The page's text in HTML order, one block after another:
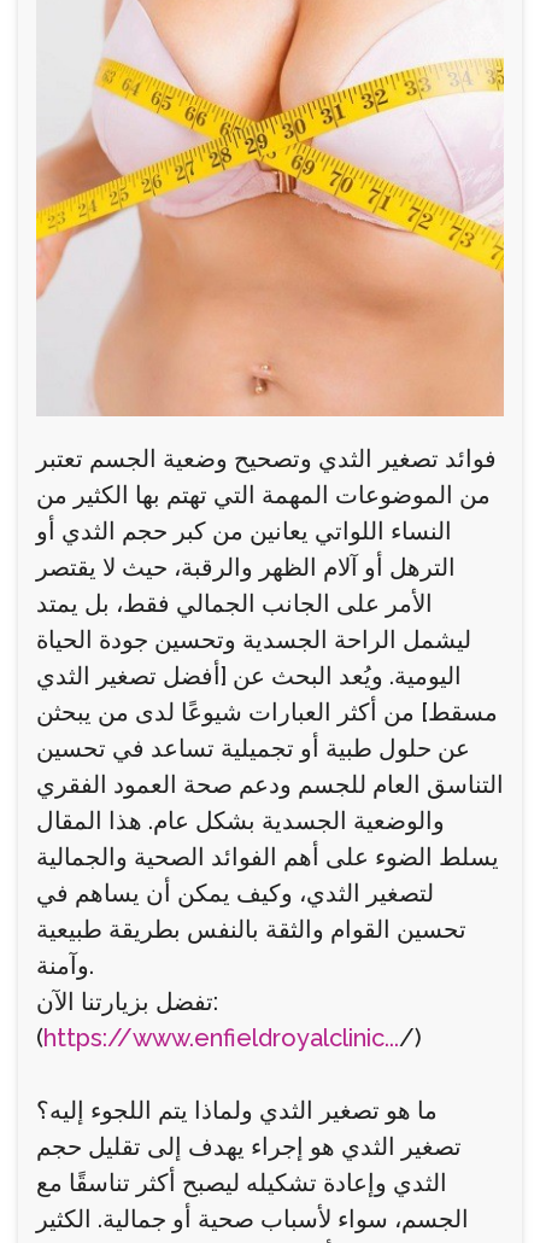
فوائد تصغير الثدي وتصحيح وضعية الجسم تعتبر
من الموضوعات المهمة التي تهتم بها الكثير من
النساء اللواتي يعانين من كبر حجم الثدي أو
الترهل أو آلام الظهر والرقبة، حيث لا يقتصر
الأمر على الجانب الجمالي فقط، بل يمتد
ليشمل الراحة الجسدية وتحسين جودة الحياة
اليومية. ويُعد البحث عن [أفضل تصغير الثدي
مسقط] من أكثر العبارات شيوعًا لدى من يبحثن
عن حلول طبية أو تجميلية تساعد في تحسين
التناسق العام للجسم ودعم صحة العمود الفقري
والوضعية الجسدية بشكل عام. هذا المقال
يسلط الضوء على أهم الفوائد الصحية والجمالية
لتصغير الثدي، وكيف يمكن أن يساهم في
تحسين القوام والثقة بالنفس بطريقة طبيعية
وآمنة.
تفضل بزيارتنا الآن:
(https://www.enfieldroyalclinic.../)
ما هو تصغير الثدي ولماذا يتم اللجوء إليه؟
تصغير الثدي هو إجراء يهدف إلى تقليل حجم
الثدي وإعادة تشكيله ليصبح أكثر تناسقًا مع
الجسم، سواء لأسباب صحية أو جمالية. الكثير